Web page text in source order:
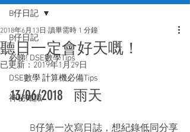
B仔日記
必睇! DSE數學Tips
DSE數學 計算機必備Tips
神秘知識
B仔日記
聽日一定會好天嘅！
2018年6月13日 讀畢需時 1 分鐘
已更新： 2019年1月29日
13/06/2018   雨天